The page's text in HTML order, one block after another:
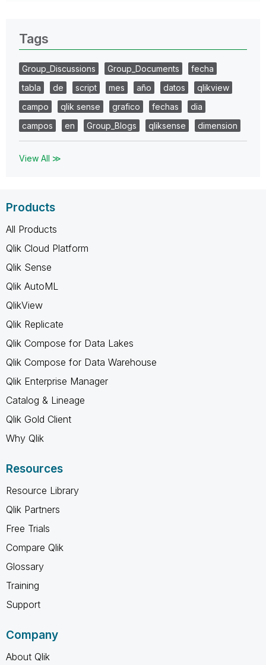
Tags
Group_Discussions Group_Documents
fecha
tabla
de script mes año datos
qlikview
campo
qlik sense grafico fechas
dia
campos
en Group_Blogs qliksense dimension
View All ≫
Products
All Products
Qlik Cloud Platform
Qlik Sense
Qlik AutoML
QlikView
Qlik Replicate
Qlik Compose for Data Lakes
Qlik Compose for Data Warehouse
Qlik Enterprise Manager
Catalog & Lineage
Qlik Gold Client
Why Qlik
Resources
Resource Library
Qlik Partners
Free Trials
Compare Qlik
Glossary
Training
Support
Company
About Qlik